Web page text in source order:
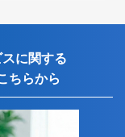
に関する
ちらから